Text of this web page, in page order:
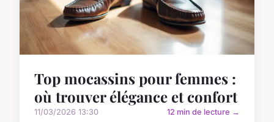
Top mocassins pour femmes :
où trouver élégance et confort
11/03/2026 13:30 12 min de lecture →